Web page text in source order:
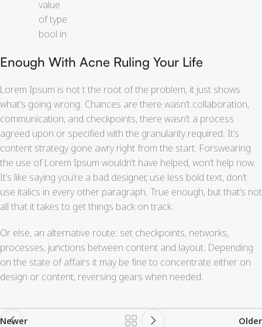
value
of type
bool in
Enough With Acne Ruling Your Life
Lorem Ipsum is not t the root of the problem, it just shows
what’s going wrong. Chances are there wasn’t collaboration,
communication, and checkpoints, there wasn’t a process
agreed upon or specified with the granularity required. It’s
content strategy gone awry right from the start. Forswearing
the use of Lorem Ipsum wouldn’t have helped, won’t help now.
It’s like saying you’re a bad designer, use less bold text, don’t
use italics in every other paragraph. True enough, but that’s not
all that it takes to get things back on track.
Or else, an alternative route: set checkpoints, networks,
processes, junctions between content and layout. Depending
on the state of affairs it may be fine to concentrate either on
design or content, reversing gears when needed.
Newer Older